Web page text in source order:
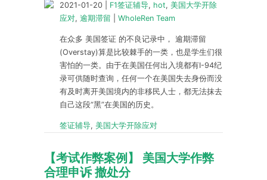
2021-01-20 F1签证辅导, hot, 美国大学开除
应对, 逾期滞留 WholeRen Team
在众多 美国签证 的不良记录中， 逾期滞留
(Overstay)算是比较棘手的一类，也是学生们很
害怕的一类。由于在美国任何出入境都有I-94纪
录可供随时查询，任何一个在美国失去身份而没
有及时离开美国境内的非移民人士，都无法抹去
自己这段“黑”在美国的历史。
签证辅导, 美国大学开除应对
【考试作弊案例】 美国大学作弊
合理申诉 撤处分